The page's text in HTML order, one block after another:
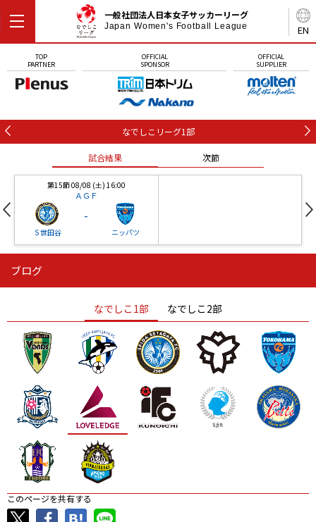
EN
一般社団法人日本女子サッカーリーグ
Japan Women's Football League
TOP
PARTNER
OFFICIAL
SPONSOR
OFFICIAL
SUPPLIER
なでしこリーグ1部
試合結果 次節
第15節 08/08 (土) 16:00
ＡＧＦ
Ｓ世田谷
-
ニッパツ
ニッパツ
ニッパツ 名古屋
石人の星
静岡 愛媛Ｌ
ブログ
なでしこ1部 なでしこ2部
このページを共有する